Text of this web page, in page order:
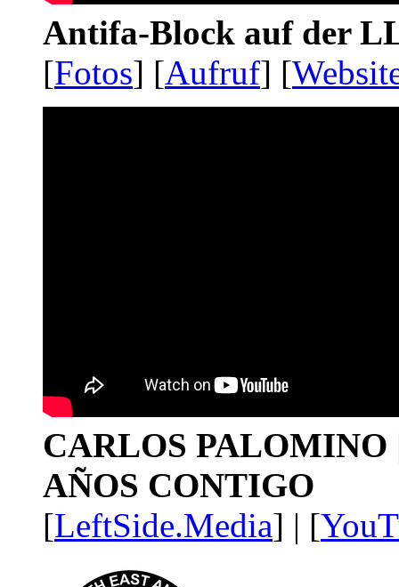
Antifa-Block auf der
[Fotos] [Aufruf] [
CARLOS PALOMINO
AÑOS CONTIGO
[LeftSide.Media] | [